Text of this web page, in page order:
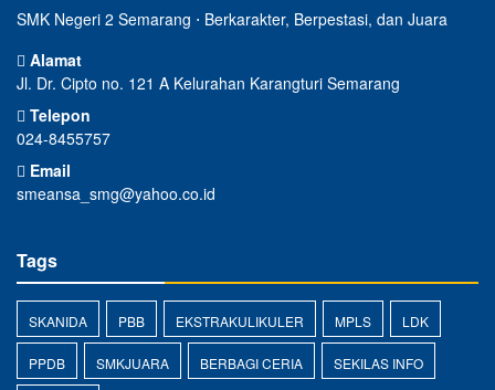
SMK Negeri 2 Semarang ⋅ Berkarakter, Berpestasi, dan Juara
Alamat
Jl. Dr. Cipto no. 121 A Kelurahan Karangturi Semarang
Telepon
024-8455757
Email
smeansa_smg@yahoo.co.id
Tags
SKANIDA PBB EKSTRAKULIKULER MPLS LDK
PPDB SMKJUARA BERBAGI CERIA SEKILAS INFO